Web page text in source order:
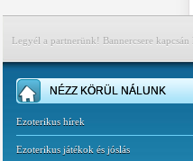
Legyél a partnerünk! Bannercsere
NÉZZ KÖRÜL NÁLUNK
Ezoterikus hírek
Ezoterikus játékok és jóslás